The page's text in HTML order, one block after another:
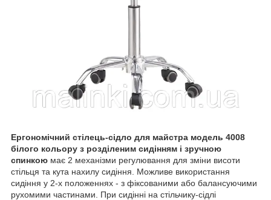
Ергономічний стілець-сідло для майстра модель 4008
білого кольору з розділеним сидінням і зручною
спинкою має 2 механізми регулювання для зміни висоти
стільця та кута нахилу сидіння. Можливе використання
сидіння у 2-х положеннях - з фіксованими або балансуючими
рухомими частинами. При сидінні на стільчику-сідлі